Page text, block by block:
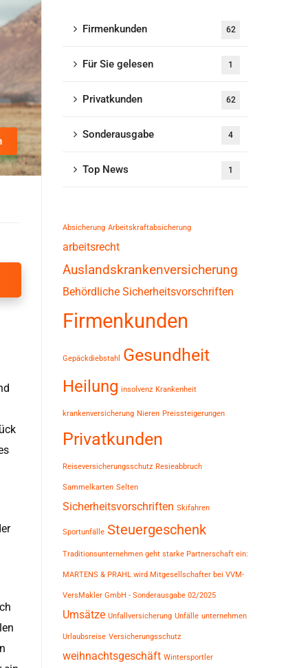
Firmenkunden 62
Für Sie gelesen 1
Privatkunden 62
Sonderausgabe 4
Top News 1
Absicherung Arbeitskraftabsicherung
arbeitsrecht
Auslandskrankenversicherung
Behördliche Sicherheitsvorschriften
Firmenkunden
Gepäckdiebstahl Gesundheit
Heilung insolvenz Krankenheit
krankenversicherung Nieren Preissteigerungen
Privatkunden
Reiseversicherungsschutz Resieabbruch
Sammelkarten Selten
Sicherheitsvorschriften Skifahren
Sportunfälle Steuergeschenk
Traditionsunternehmen geht starke Partnerschaft ein:
MARTENS & PRAHL wird Mitgesellschafter bei VVM-
VersMakler GmbH - Sonderausgabe 02/2025
Umsätze Unfallversicherung Unfälle unternehmen
Urlaubsreise Versicherungsschutz
weihnachtsgeschäft Wintersportler